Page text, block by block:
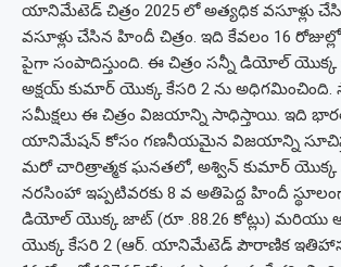
యానిమేటెడ్ చిత్రం 2025 లో అత్యధిక వసూళ్లు
వసూళ్లు చేసిన హిందీ చిత్రం. ఇది కేవలం 16 రోజుల్లో
పైగా సంపాదిస్తుంది. ఈ చిత్రం సన్నీ డియోల్
అక్షయ్ కుమార్ యొక్క కేసరి 2 ను అధిగమించింది.
సమీక్షలు ఈ చిత్రం విజయాన్ని సాధిస్తాయి. ఇది
యానిమేషన్ కోసం గణనీయమైన విజయాన్ని
మరో చారిత్రాత్మక ఘనతలో, అశ్విన్ కుమార్
నరసింహా ఇప్పటివరకు 8 వ అతిపెద్ద హిందీ
డియోల్ యొక్క జాట్ (రూ .88.26 కోట్లు) మరియు
యొక్క కేసరి 2 (ఆర్. యానిమేటెడ్ పౌరాణిక ఇతిహాసం